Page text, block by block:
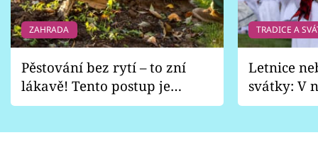
ZAHRADA
Pěstování bez rytí – to zní
lákavě! Tento postup je
vhodný jen pro některé
TRADICE A
Letnice
svátky: V
pondělí